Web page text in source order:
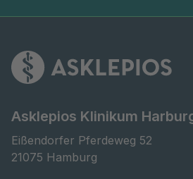
Asklepios Klinikum
Eißendorfer Pferdeweg 52
21075 Hamburg